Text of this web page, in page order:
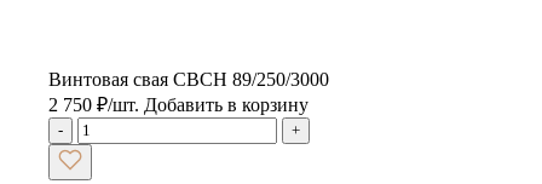
Винтовая свая CBCH 89/250/3000
2 750 ₽/шт. Добавить в корзину
- +